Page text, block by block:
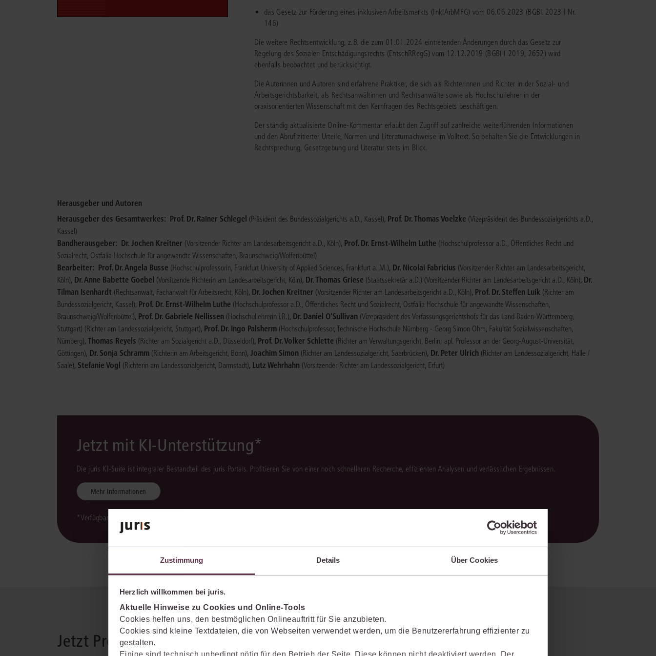
Zustimmung Details Über Cookies
Herzlich willkommen bei juris.
Aktuelle Hinweise zu Cookies und Online-Tools
Cookies helfen uns, den bestmöglichen Onlineauftritt für Sie anzubieten.
Cookies sind kleine Textdateien, die von Webseiten verwendet werden, um die Benutzererfahrung effizienter zu
gestalten.
Einige sind technisch unbedingt nötig für den Betrieb der Seite. Diese können nicht deaktiviert werden. Der
Kanzleimanagement
Medizinrecht
Miet- und Wohneigentumsrecht
Immaterialgüterrecht
das Gesetz zur Förderung eines inklusiven Arbeitsmarkts (InklArbMFG) vom 06.06.2023 (BGBl. 2023 I Nr.
146)
Die weitere Rechtsentwicklung, z.B. die zum 01.01.2024 eintretenden Änderungen durch das Gesetz zur
Regelung des Sozialen Entschädigungsrechts (EntschRRegG) vom 12.12.2019 (BGBl I 2019, 2652) wird
ebenfalls beobachtet und berücksichtigt.
Die Autorinnen und Autoren sind erfahrene Praktiker, die sich als Richterinnen und Richter in der Sozial- und
Arbeitsgerichtsbarkeit, als Rechtsanwältinnen und Rechtsanwälte sowie als Hochschullehrer in der
praxisorientierten Wissenschaft mit den Kernfragen des Rechtsgebiets beschäftigen.
Der ständig aktualisierte Online-Kommentar erlaubt den Zugriff auf zahlreiche weiterführenden Informationen
und den Abruf zitierter Urteile, Normen und Literaturnachweise im Volltext. So behalten Sie die Entwicklungen in
Rechtsprechung, Gesetzgebung und Literatur stets im Blick.
Herausgeber und Autoren
Herausgeber des Gesamtwerkes: Prof. Dr. Rainer Schlegel (Präsident des Bundessozialgerichts a.D., Kassel), Prof. Dr. Thomas Voelzke (Vizepräsident des Bundessozialgerichts a.D.,
Kassel)
Bandherausgeber: Dr. Jochen Kreitner (Vorsitzender Richter am Landesarbeitsgericht a.D., Köln), Prof. Dr. Ernst-Wilhelm Luthe (Hochschulprofessor a.D., Öffentliches Recht und
Sozialrecht, Ostfalia Hochschule für angewandte Wissenschaften, Braunschweig/Wolfenbüttel)
Bearbeiter: Prof. Dr. Angela Busse (Hochschulprofessorin, Frankfurt University of Applied Sciences, Frankfurt a. M.), Dr. Nicolai Fabricius (Vorsitzender Richter am Landesarbeitsgericht,
Köln), Dr. Anne Babette Goebel (Vorsitzende Richterin am Landesarbeitsgericht, Köln), Dr. Thomas Griese (Staatssekretär a.D.) (Vorsitzender Richter am Landesarbeitsgericht a.D., Köln), Dr.
Tilman Isenhardt (Rechtsanwalt, Fachanwalt für Arbeitsrecht, Köln), Dr. Jochen Kreitner (Vorsitzender Richter am Landesarbeitsgericht a.D., Köln), Prof. Dr. Steffen Luik (Richter am
Bundessozialgericht, Kassel), Prof. Dr. Ernst-Wilhelm Luthe (Hochschulprofessor a.D., Öffentliches Recht und Sozialrecht, Ostfalia Hochschule für angewandte Wissenschaften,
Braunschweig/Wolfenbüttel), Prof. Dr. Gabriele Nellissen (Hochschullehrerin i.R.), Dr. Daniel O'Sullivan (Vizepräsident des Verfassungsgerichtshofs für das Land Baden-Württemberg,
Stuttgart) (Richter am Landessozialgericht, Stuttgart), Prof. Dr. Ingo Palsherm (Hochschulprofessor, Technische Hochschule Nürnberg - Georg Simon Ohm, Fakultät Sozialwissenschaften,
Nürnberg), Thomas Reyels (Richter am Sozialgericht a.D., Düsseldorf), Prof. Dr. Volker Schlette (Richter am Verwaltungsgericht, Berlin; apl. Professor an der Georg-August-Universität,
Göttingen), Dr. Sonja Schramm (Richterin am Arbeitsgericht, Bonn), Joachim Simon (Richter am Landessozialgericht, Saarbrücken), Dr. Peter Ulrich (Richter am Landessozialgericht, Halle /
Saale), Stefanie Vogl (Richterin am Landessozialgericht, Darmstadt), Lutz Wehrhahn (Vorsitzender Richter am Landessozialgericht, Erfurt)
Jetzt mit KI-Unterstützung*
Die juris KI-Suite ist integraler Bestandteil des juris Portals. Profitieren Sie von einer noch schnelleren Recherche, effizienten Analysen und verlässlichen Ergebnissen.
Mehr Informationen
*Verfügbarkeit der juris KI-Suite kann variieren. Separates Angebot erforderlich.
Jetzt Produkt wählen